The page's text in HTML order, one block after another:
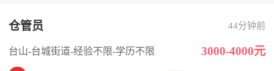
仓管员 44分钟前
台山-台城街道-经验不限-学历不限 3000-4000元